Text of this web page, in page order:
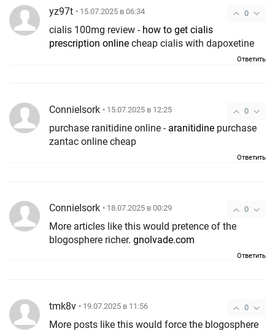
0
yz97t • 15.07.2025 в 06:34
cialis 100mg review - how to get cialis
prescription online cheap cialis with dapoxetine
Ответить
0
ConnieIsork • 15.07.2025 в 12:25
purchase ranitidine online - aranitidine purchase
zantac online cheap
Ответить
0
ConnieIsork • 18.07.2025 в 00:29
More articles like this would pretence of the
blogosphere richer. gnolvade.com
Ответить
0
tmk8v • 19.07.2025 в 11:56
More posts like this would force the blogosphere